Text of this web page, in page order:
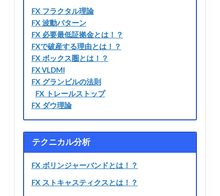
FX フラクタル理論
FX 波動パターン
FX 必要最低証拠金とは！？
FXで破産する理由とは！？
FX ボックス圏とは！？
FX VLDMI
FX グランビルの法則
FX トレールストップ
FX ダウ理論
テクニカル分析
FX ボリンジャーバンドとは！？
FX ストキャスティクスとは！？